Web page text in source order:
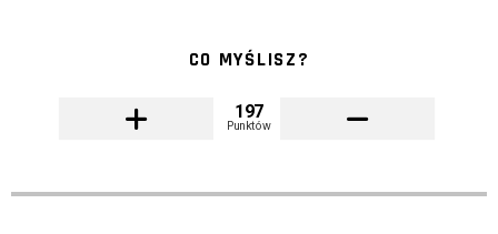
CO MYŚLISZ?
197
Punktów